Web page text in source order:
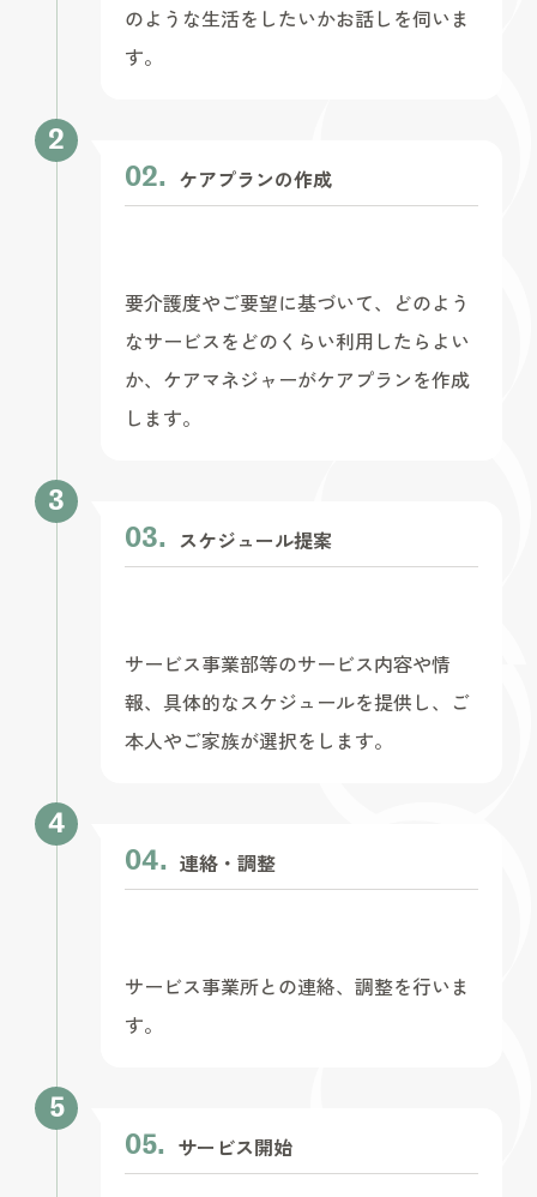
のような生活をしたいかお話しを伺いま
す。
ケアプランの作成
要介護度やご要望に基づいて、どのよう
なサービスをどのくらい利用したらよい
か、ケアマネジャーがケアプランを作成
します。
スケジュール提案
サービス事業部等のサービス内容や情
報、具体的なスケジュールを提供し、ご
本人やご家族が選択をします。
連絡・調整
サービス事業所との連絡、調整を行いま
す。
サービス開始